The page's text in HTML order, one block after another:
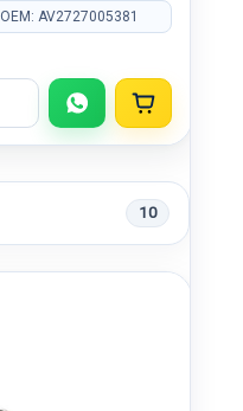
OEM: AV2727005381
10